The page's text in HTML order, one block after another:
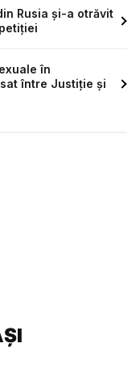
Rusia și-a otrăvit
în
între Justiție și